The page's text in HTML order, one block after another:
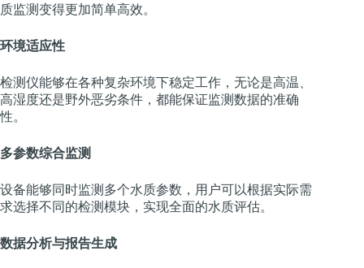
质监测变得更加简单高效。
环境适应性
检测仪能够在各种复杂环境下稳定工作，无论是高温、
高湿度还是野外恶劣条件，都能保证监测数据的准确
性。
多参数综合监测
设备能够同时监测多个水质参数，用户可以根据实际需
求选择不同的检测模块，实现全面的水质评估。
数据分析与报告生成